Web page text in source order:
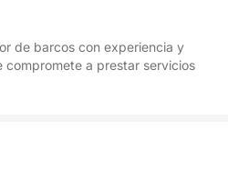
de barcos con experiencia y
compromete a prestar servicios